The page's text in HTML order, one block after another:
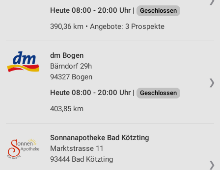
Heute 08:00 - 20:00 Uhr |
Geschlossen
390,36 km • Angebote: 3 Prospekte
❯
dm Bogen
Bärndorf 29h
94327 Bogen
Heute 08:00 - 20:00 Uhr |
Geschlossen
403,85 km
❯
Sonnanapotheke Bad Kötzting
Marktstrasse 11
93444 Bad Kötzting